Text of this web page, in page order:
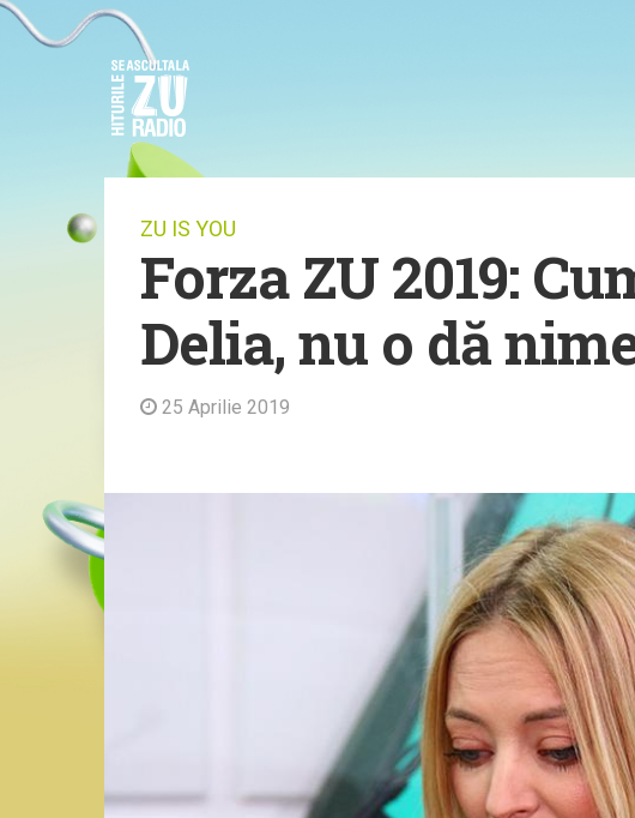
ZU IS YOU
Forza ZU 2019:
Delia, nu o dă
25 Aprilie 2019